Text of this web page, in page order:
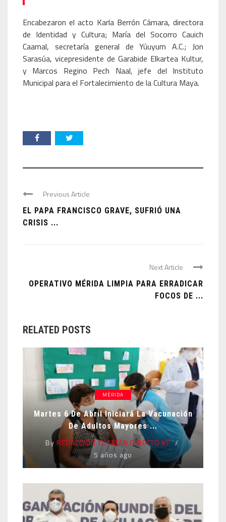
Encabezaron el acto Karla Berrón Cámara, directora
de Identidad y Cultura; María del Socorro Cauich
Caamal, secretaría general de Yúuyum A.C.; Jon
Sarasúa, vicepresidente de Garabide Elkartea Kultur,
y Marcos Regino Pech Naal, jefe del Instituto
Municipal para el Fortalecimiento de la Cultura Maya.
Previous Article
EL PAPA FRANCISCO GRAVE, SUFRIÓ UNA
CRISIS ...
Next Article
OPERATIVO MÉRIDA LIMPIA PARA ERRADICAR
FOCOS DE ...
RELATED POSTS
MÉRIDA
Martes 6 De Abril Iniciará La Vacunación
De Adultos Mayores ...
By REDACCIÓN YUCATÁN DIRECTO KE
5 años ago